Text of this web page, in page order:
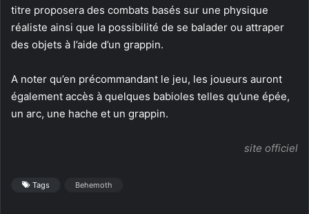
titre proposera des combats basés sur une physique
réaliste ainsi que la possibilité de se balader ou attraper
des objets à l’aide d’un grappin.
A noter qu’en précommandant le jeu, les joueurs auront
également accès à quelques babioles telles qu’une épée,
un arc, une hache et un grappin.
site officiel
Tags Behemoth